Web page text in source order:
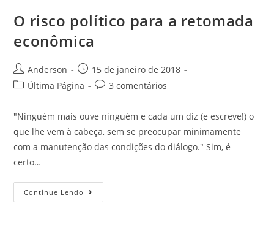
O risco político para a retomada
econômica
Anderson
15 de janeiro de 2018
Última Página
3 comentários
"Ninguém mais ouve ninguém e cada um diz (e escreve!) o
que lhe vem à cabeça, sem se preocupar minimamente
com a manutenção das condições do diálogo." Sim, é
certo…
Continue Lendo